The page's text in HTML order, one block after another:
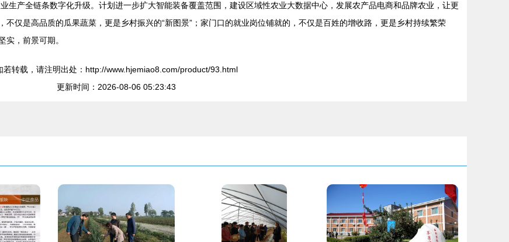
生产全链条数字化升级。计划进一步扩大智能装备覆盖范围，建设区域性农业大数据中心，发展农产品电商和品牌农业，让更
不仅是高品质的瓜果蔬菜，更是乡村振兴的“新图景”；家门口的就业岗位铺就的，不仅是百姓的增收路，更是乡村持续繁荣
实，前景可期。
若转载，请注明出处：http://www.hjemiao8.com/product/93.html
更新时间：2026-08-06 05:23:43